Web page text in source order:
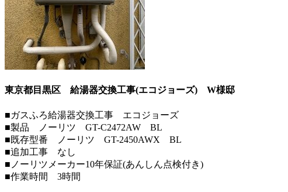
東京都目黒区 給湯器交換工事(エコジョーズ) W様邸
■ガスふろ給湯器交換工事 エコジョーズ
■製品 ノーリツ GT-C2472AW BL
■既存型番 ノーリツ GT-2450AWX BL
■追加工事 なし
■ノーリツメーカー10年保証(あんしん点検付き)
■作業時間 3時間